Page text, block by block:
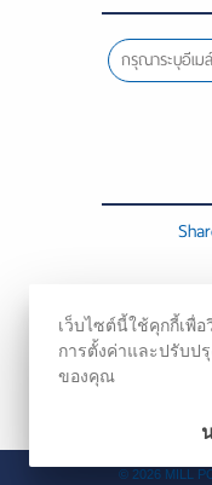
© 2026MILL
เว็บไซต์นี้ใช้คุกกี้เพื่อ
การตั้งค่าและปรับป
ของคุณ